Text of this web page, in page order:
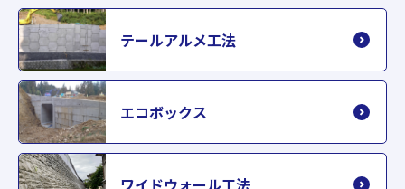
テールアルメ工法
エコボックス
ワイドウォール工法